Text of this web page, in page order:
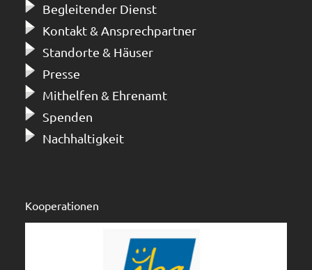
Begleitender Dienst
Kontakt & Ansprechpartner
Standorte & Häuser
Presse
Mithelfen & Ehrenamt
Spenden
Nachhaltigkeit
Kooperationen